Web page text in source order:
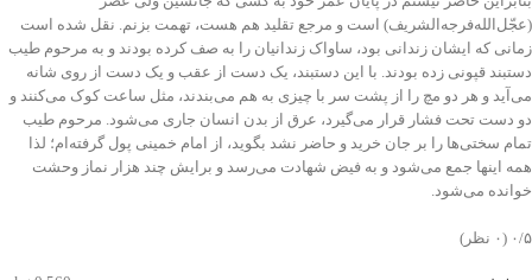
(عجّل‌الله‌فرجه‌الشریف) است و مرجع تقلید هم هست، تهمت بزنم. ‌نقل شده است
زمانی که ایشان زندانی بود، ساواک زندانیان را به صف کرده بودند و به مرحوم طیب
دستبند قپونی زده بودند. ‌با این دستبند، یک دست از عقب و یک دست از روی شانه
می‌آید و هر دو مچ را از پشت سر با چیزی به هم می‌بندند، مثل ساعت کوک می‌کنند و
دو دست تحت فشار قرار می‌گیرد، عرق از بدن انسان جاری می‌شود. ‌مرحوم طیب
تمام سختی‌ها را بر جان خرید و حاضر نشد بگوید، از امام خمینی پول گرفته‌ام؛ لذا
همه اینها جمع می‌شود و به فیض شهادت می‌رسد و برایش چند هزار نماز وحشت
خوانده می‌شود.
‫۰/۵ ‫(۰ نظر)